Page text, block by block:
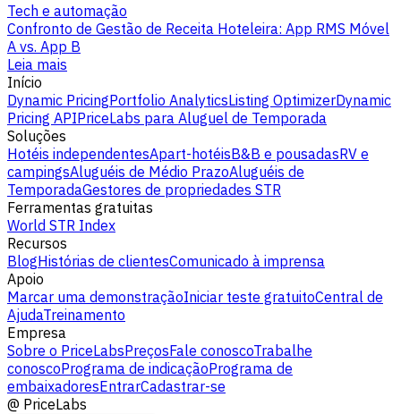
Tech e automação
Confronto de Gestão de Receita Hoteleira: App RMS Móvel
A vs. App B
Leia mais
Início
Dynamic PricingPortfolio AnalyticsListing OptimizerDynamic
Pricing APIPriceLabs para Aluguel de Temporada
Soluções
Hotéis independentesApart-hotéisB&B e pousadasRV e
campingsAluguéis de Médio PrazoAluguéis de
TemporadaGestores de propriedades STR
Ferramentas gratuitas
World STR Index
Recursos
BlogHistórias de clientesComunicado à imprensa
Apoio
Marcar uma demonstraçãoIniciar teste gratuitoCentral de
AjudaTreinamento
Empresa
Sobre o PriceLabsPreçosFale conoscoTrabalhe
conoscoPrograma de indicaçãoPrograma de
embaixadoresEntrarCadastrar-se
@ PriceLabs